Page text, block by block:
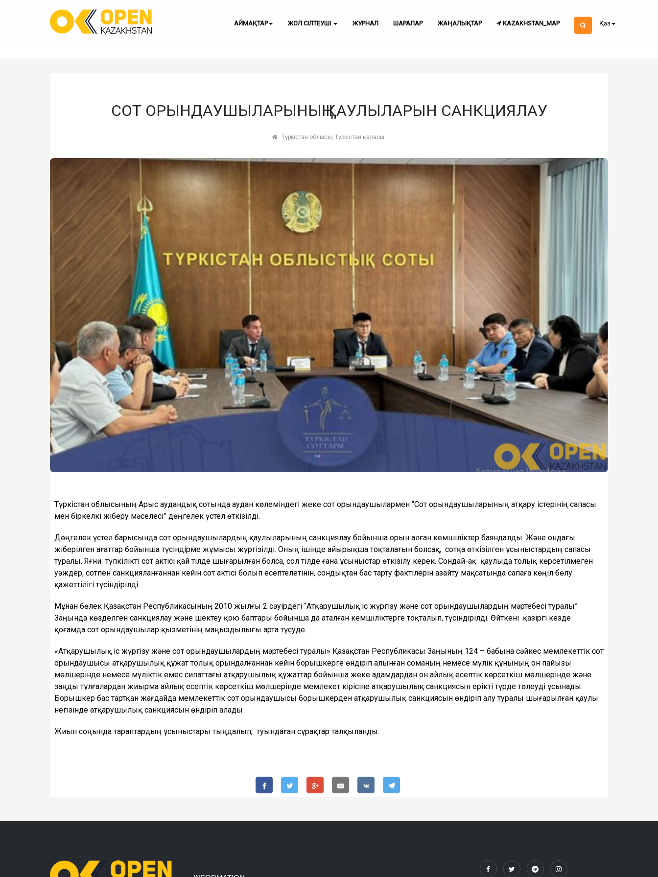
АЙМАҚТАР ЖОЛ СІЛТЕУШІ ЖУРНАЛ ШАРАЛАР ЖАҢАЛЫҚТАР KAZAKHSTAN_MAP Қаз
СОТ ОРЫНДАУШЫЛАРЫНЫҢ ҚАУЛЫЛАРЫН САНКЦИЯЛАУ
Түркістан облысы, Түркістан қаласы
Түркістан облысының Арыс аудандық сотында аудан көлеміндегі жеке сот орындаушылармен “Сот орындаушыларының атқару істерінің сапасы
мен біркелкі жіберу мәселесі” дөңгелек үстел өткізілді.
Дөңгелек үстел барысында сот орындаушылардың қаулыларының санкциялау бойынша орын алған кемшіліктер баяндалды. Және ондағы
жіберілген ағаттар бойынша түсіндірме жұмысы жүргізілді. Оның ішінде айырықша тоқталатын болсақ, сотқа өткізілген ұсыныстардың сапасы
туралы. Яғни түпкілікті сот актісі қай тілде шығарылған болса, сол тілде ғана ұсыныстар өткізілу керек. Сондай-ақ қаулыда толық көрсетілмеген
уәждер, сотпен санкцияланғаннан кейін сот актісі болып есептелетінін, сондықтан бас тарту фактілерін азайту мақсатында сапаға көңіл бөлу
қажеттілігі түсіндірілді.
Мұнан бөлек Қазақстан Республикасының 2010 жылғы 2 сәуірдегі “Атқарушылық іс жүргізу және сот орындаушылардың мәртебесі туралы”
Заңында көзделген санкциялау және шектеу қою баптары бойынша да аталған кемшіліктерге тоқталып, түсіндірілді. Өйткені қазіргі кезде
қоғамда сот орындаушылар қызметінің маңыздылығы арта түсуде.
«Атқарушылық іс жүргізу және сот орындаушылардың мәртебесі туралы» Қазақстан Республикасы Заңының 124 – бабына сәйкес мемлекеттік сот
орындаушысы атқарушылық құжат толық орындалғаннан кейiн борышкерге өндіріп алынған соманың немесе мүлiк құнының он пайызы
мөлшерiнде немесе мүлiктiк емес сипаттағы атқарушылық құжаттар бойынша жеке адамдардан он айлық есептiк көрсеткiш мөлшерiнде және
заңды тұлғалардан жиырма айлық есептiк көрсеткiш мөлшерiнде мемлекет кірісіне атқарушылық санкциясын ерікті түрде төлеуді ұсынады.
Борышкер бас тартқан жағдайда мемлекеттік сот орындаушысы борышкерден атқарушылық санкциясын өндіріп алу туралы шығарылған қаулы
негізінде атқарушылық санкциясын өндіріп алады
Жиын соңында тараптардың ұсыныстары тыңдалып, туындаған сұрақтар талқыланды.